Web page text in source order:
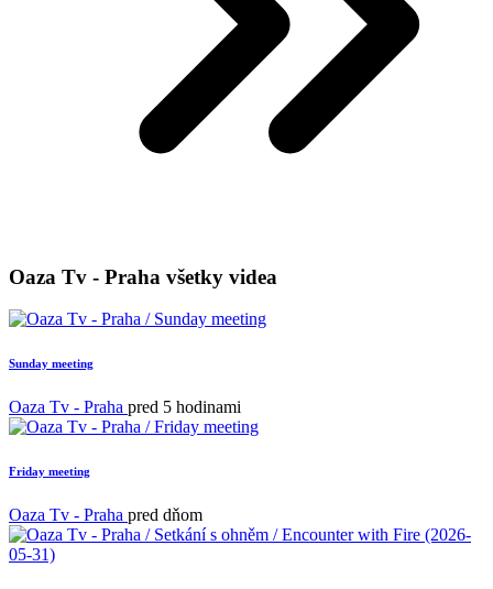
Oaza Tv - Praha všetky videa
Sunday meeting
Oaza Tv - Praha pred 5 hodinami
Friday meeting
Oaza Tv - Praha pred dňom